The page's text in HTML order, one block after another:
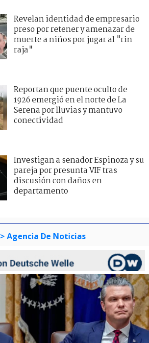
Revelan identidad de empresario
preso por retener y amenazar de
muerte a niños por jugar al "rin
raja"
Reportan que puente oculto de
1926 emergió en el norte de La
Serena por lluvias y mantuvo
conectividad
Investigan a senador Espinoza y su
pareja por presunta VIF tras
discusión con daños en
departamento
> Agencia De Noticias